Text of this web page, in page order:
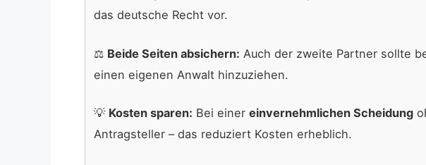
das deutsche Recht vor.
⚖️ Beide Seiten absichern: Auch der zweite Partner sollte
einen eigenen Anwalt hinzuziehen.
💡 Kosten sparen: Bei einer einvernehmlichen Scheidung
Antragsteller – das reduziert Kosten erheblich.